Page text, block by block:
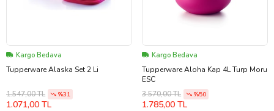
Kargo Bedava
Tupperware Alaska Set 2 Li
1.547,00 TL %31
1.071,00 TL
Kargo Bedava
Tupperware Aloha Kap 4L Turp Moru
ESC
3.570,00 TL
%50
1.785,00 TL